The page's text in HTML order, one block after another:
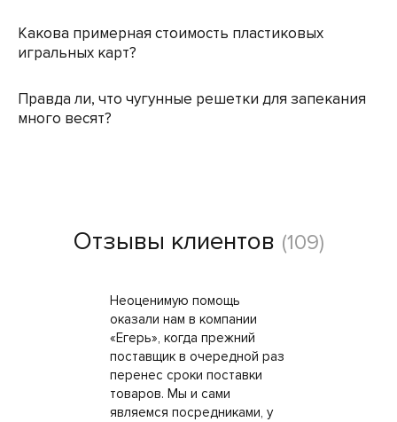
Какова примерная стоимость пластиковых
игральных карт?
Правда ли, что чугунные решетки для запекания
много весят?
Отзывы клиентов (109)
Неоценимую помощь
оказали нам в компании
«Егерь», когда прежний
поставщик в очередной раз
перенес сроки поставки
товаров. Мы и сами
являемся посредниками, у